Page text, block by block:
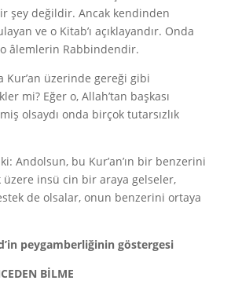
şey değildir. Ancak kendinden
ve o Kitab’ı açıklayandır. Onda
âlemlerin Rabbindendir.
Kur’an üzerinde gereği gibi
mi? Eğer o, Allah’tan başkası
olsaydı onda birçok tutarsızlık
Andolsun, bu Kur’an’ın bir benzerini
üzere insü cin bir araya gelseler,
de olsalar, onun benzerini ortaya
peygamberliğinin göstergesi
BİLME